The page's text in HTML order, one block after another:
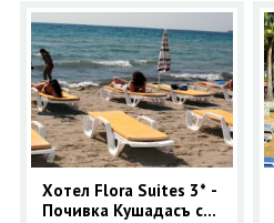
Хотел Flora Suites 3* -
Почивка Кушадасъ с